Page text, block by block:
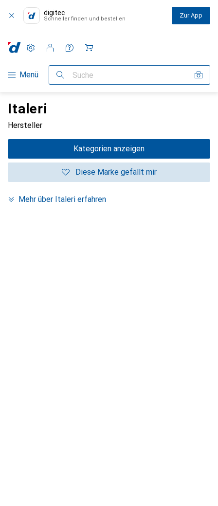
digitec
Schneller finden und bestellen Zur App
Navigation nach Kategorien
Menü Suche
Einstellungen
Kundenkonto
Vergleichslisten
Merklisten
Warenkorb
Italeri
Hersteller
Kategorien anzeigen
Diese Marke gefällt mir
Mehr über Italeri erfahren